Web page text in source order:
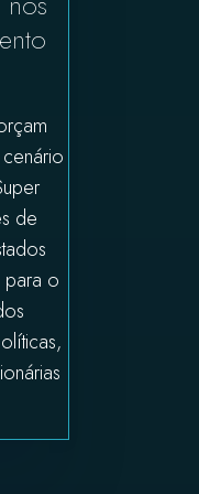
de
para o